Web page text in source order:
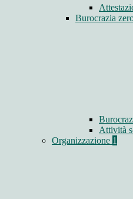
Burocrazia
Attività
Organizzazione 1